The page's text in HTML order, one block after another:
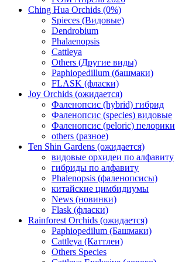
Ching Hua Orchids (0%)
Spieces (Видовые)
Dendrobium
Phalaenopsis
Cattleya
Others (Другие виды)
Paphiopedillum (башмаки)
FLASK (фласки)
Joy Orchids (ожидается)
Фаленопсис (hybrid) гибрид
Фаленопсис (species) видовые
Фаленопсис (peloric) пелорики
others (разное)
Ten Shin Gardens (ожидается)
видовые орхидеи по алфавиту
гибриды по алфавиту
Phalenopsis (фаленопсисы)
китайские цимбидиумы
News (новинки)
Flask (фласки)
Rainforest Orchids (ожидается)
Paphiopedilum (Башмаки)
Cattleya (Каттлеи)
Others Species